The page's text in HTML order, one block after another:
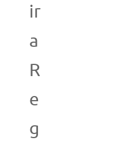
ir
a
R
e
g